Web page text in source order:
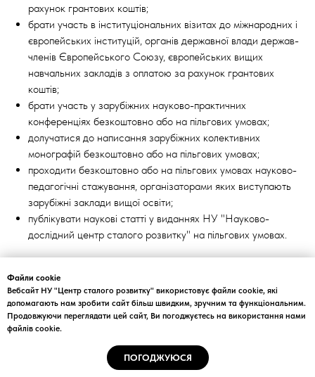
Файли cookie
Вебсайт НУ "Центр сталого розвитку" використовує файли cookie, які
допомагають нам зробити сайт більш швидким, зручним та функціональним.
Продовжуючи переглядати цей сайт, Ви погоджуєтесь на використання нами
файлів cookie.
ПОГОДЖУЮСЯ
рахунок грантових коштів;
брати участь в інституціональних візитах до міжнародних і
європейських інституцій, органів державної влади держав-
членів Європейського Союзу, європейських вищих
навчальних закладів з оплатою за рахунок грантових
коштів;
брати участь у зарубіжних науково-практичних
конференціях безкоштовно або на пільгових умовах;
долучатися до написання зарубіжних колективних
монографій безкоштовно або на пільгових умовах;
проходити безкоштовно або на пільгових умовах науково-
педагогічні стажування, організаторами яких виступають
зарубіжні заклади вищої освіти;
публікувати наукові статті у виданнях НУ "Науково-
дослідний центр сталого розвитку" на пільгових умовах.
об‘єднання!
Детальна інформація